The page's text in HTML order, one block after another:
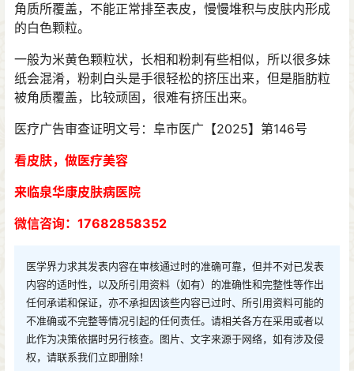
角质所覆盖，不能正常排至表皮，慢慢堆积与皮肤内形成
的白色颗粒。
一般为米黄色颗粒状，长相和粉刺有些相似，所以很多妹
纸会混淆， 粉刺白头是手很轻松的挤压出来，但是脂肪粒
被角质覆盖，比较顽固，很难有挤压出来。
医疗广告审查证明文号：阜市医广【2025】第146号
看皮肤，做医疗美容
来临泉华康皮肤病医院
微信咨询：17682858352
医学界力求其发表内容在审核通过时的准确可靠，但并不对已发表
内容的适时性，以及所引用资料（如有）的准确性和完整性等作出
任何承诺和保证，亦不承担因该些内容已过时、所引用资料可能的
不准确或不完整等情况引起的任何责任。请相关各方在采用或者以
此作为决策依据时另行核查。图片、文字来源于网络，如有涉及侵
权，请联系我们立即删除！